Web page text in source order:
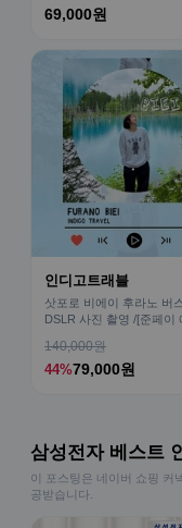
69,000원
인디고트래블
삿포로 비에이 후라노 버
DSLR 사진 촬영 /[준페이
140,000원
44%79,000원
삼성전자 베스트
이 포스팅은 네이버 쇼핑 커
공받습니다.